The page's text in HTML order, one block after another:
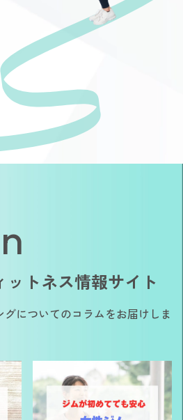
ットネス情報サイト
についてのコラムをお届けしま